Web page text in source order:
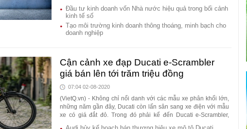
bạc" trong năm 2021.
Đầu tư kinh doanh vốn Nhà nước hiệu quả trong bối cảnh
kinh tế số
Tạo môi trường kinh doanh thông thoáng, minh bạch cho
doanh nghiệp
Cận cảnh xe đạp Ducati e-Scrambler
giá bán lên tới trăm triệu đồng
07:04 02-08-2020
(VietQ.vn) - Không chỉ nổi danh với các mẫu xe phân khối lớn,
những năm gần đây, Ducati còn lấn sân sang xe điện với mẫu
xe có giá đắt đỏ. Trong đó phải kể đến Ducati e-Scrambler,
chiếc xe đạp leo núi có hỗ trợ bàn đạp để đi lại hàng ngày.